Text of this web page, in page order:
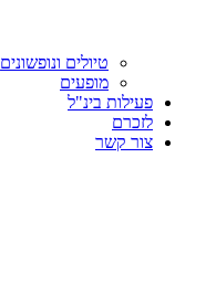
טיולים ונופשונים
מופעים
פעילות בינ"ל
לזכרם
צור קשר